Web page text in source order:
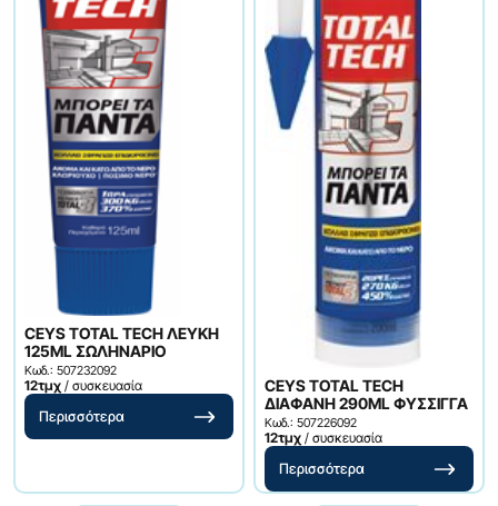
CEYS TOTAL TECH ΛΕΥΚΗ
125ML ΣΩΛΗΝΑΡΙΟ
Κωδ.: 507232092
12τμχ / συσκευασία
Περισσότερα
CEYS TOTAL TECH
ΔΙΑΦΑΝΗ 290ML ΦΥΣΣΙΓΓΑ
Κωδ.: 507226092
12τμχ / συσκευασία
Περισσότερα